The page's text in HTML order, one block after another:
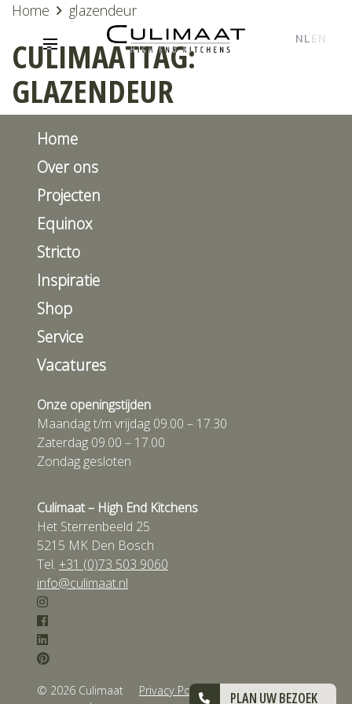
NLEN
PLAN UW BEZOEK
Home glazendeur
CULIMAATTAG:
GLAZENDEUR
Home
Over ons
Projecten
Equinox
Stricto
Inspiratie
Shop
Service
Vacatures
Onze openingstijden
Maandag t/m vrijdag 09.00 – 17.30
Zaterdag 09.00 – 17.00
Zondag gesloten
Culimaat – High End Kitchens
Het Sterrenbeeld 25
5215 MK Den Bosch
Tel. +31 (0)73 503 9060
info@culimaat.nl
© 2026 Culimaat Privacy Policy
Algemene